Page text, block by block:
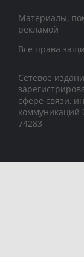
Материалы,
рекламой
Все права
Сетевое
сфере связи,
коммуникаций
74283